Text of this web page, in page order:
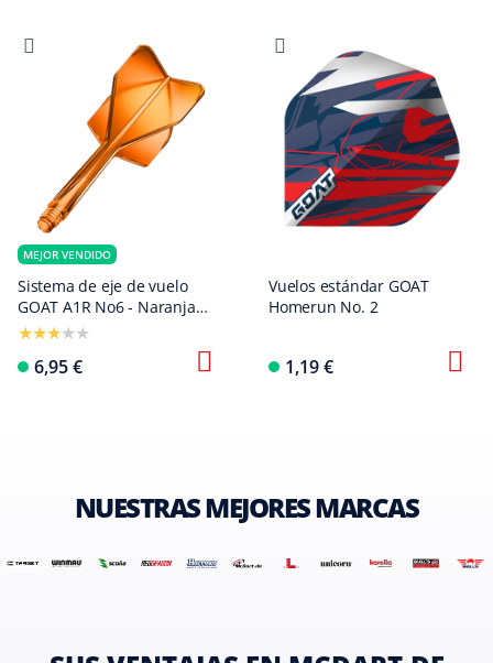
MEJOR VENDIDO
Sistema de eje de vuelo
GOAT A1R No6 - Naranja
neón
6,95 €
Vuelos estándar GOAT
Homerun No. 2
1,19 €
NUESTRAS MEJORES MARCAS